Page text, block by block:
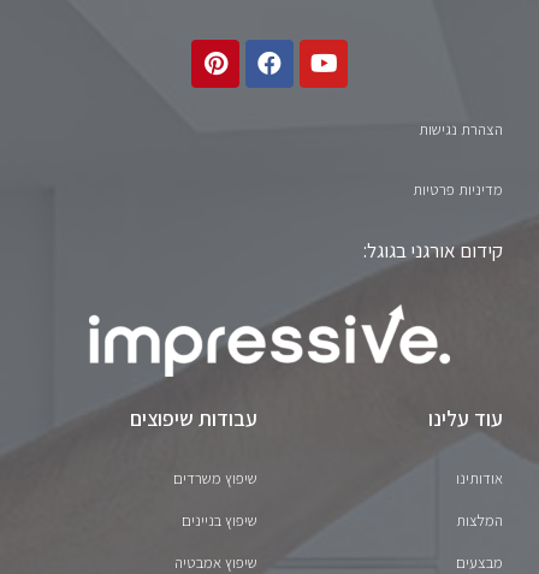
הצהרת נגישות
מדיניות פרטיות
קידום אורגני בגוגל:
עוד עלינו
אודותינו
המלצות
מבצעים
עבודות שיפוצים
שיפוץ משרדים
שיפוץ בניינים
שיפוץ אמבטיה